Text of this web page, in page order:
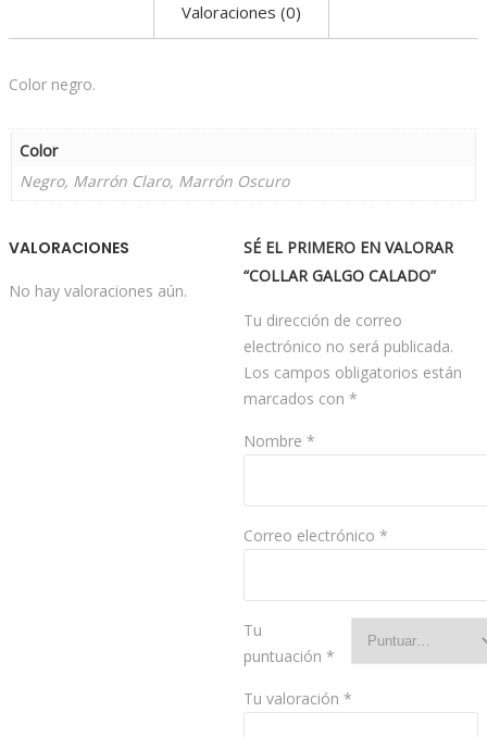
Valoraciones (0)
Color negro.
Color
Negro, Marrón Claro, Marrón Oscuro
VALORACIONES
No hay valoraciones aún.
SÉ EL PRIMERO EN VALORAR
“COLLAR GALGO CALADO”
Tu dirección de correo
electrónico no será publicada.
Los campos obligatorios están
marcados con *
Nombre *
Correo electrónico *
Tu
puntuación *
Tu valoración *